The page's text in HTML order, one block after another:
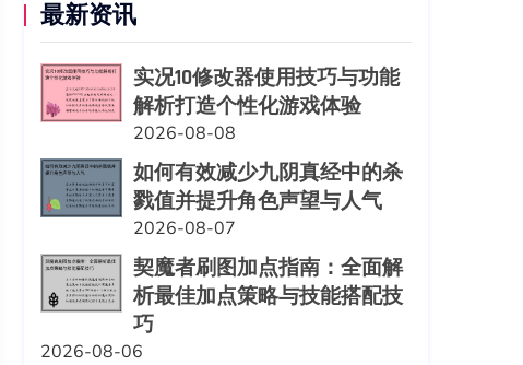
最新资讯
实况10修改器使用技巧与功能
解析打造个性化游戏体验
2026-08-08
如何有效减少九阴真经中的杀
戮值并提升角色声望与人气
2026-08-07
契魔者刷图加点指南：全面解
析最佳加点策略与技能搭配技
巧
2026-08-06